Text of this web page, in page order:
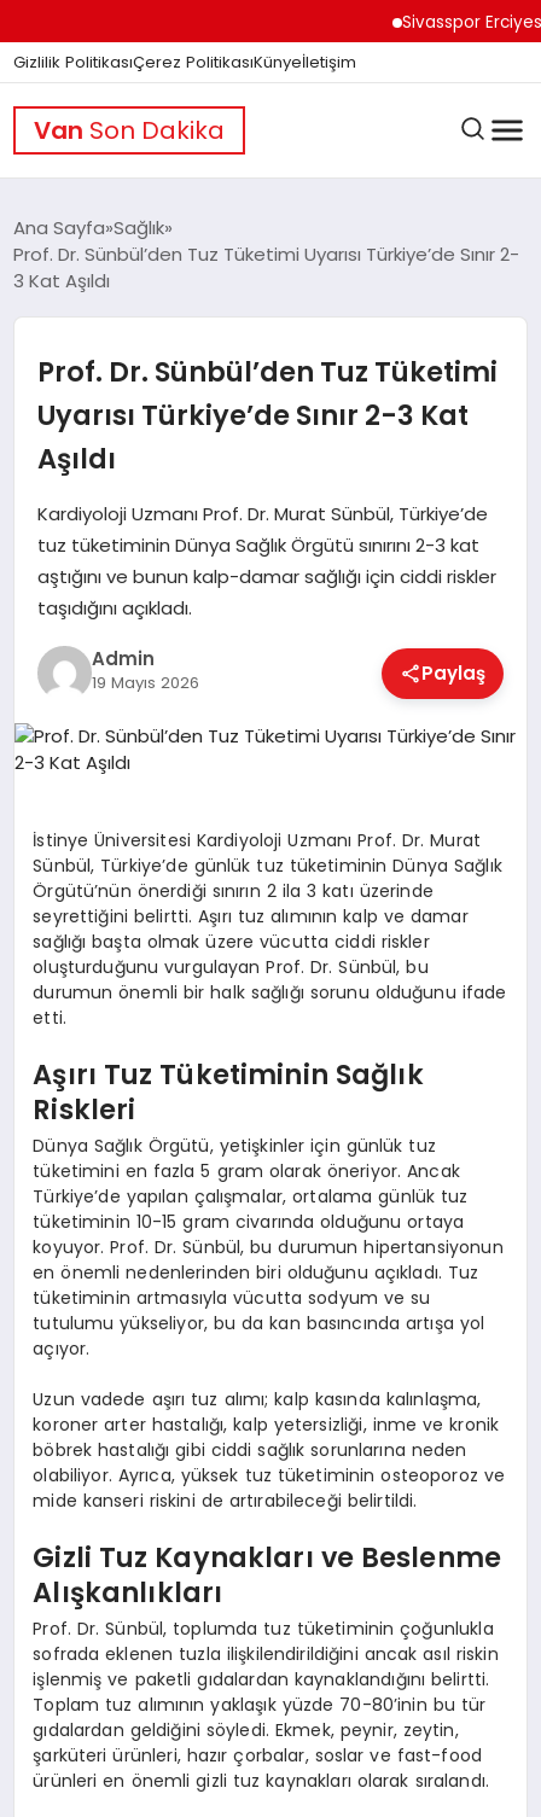
Sivasspor Erciyes
Gizlilik PolitikasıÇerez PolitikasıKünyeİletişim
Van Son Dakika
GÜNDEM
DÜNYA
EĞITIM
EKONOMI
MAGAZIN
SAĞLIK
SPOR
TEKNOLOJI
Ana Sayfa Sağlık
Prof. Dr. Sünbül’den Tuz Tüketimi Uyarısı Türkiye’de Sınır 2-
3 Kat Aşıldı
Prof. Dr. Sünbül’den Tuz Tüketimi
Uyarısı Türkiye’de Sınır 2-3 Kat
Aşıldı
Kardiyoloji Uzmanı Prof. Dr. Murat Sünbül, Türkiye’de
tuz tüketiminin Dünya Sağlık Örgütü sınırını 2-3 kat
aştığını ve bunun kalp-damar sağlığı için ciddi riskler
taşıdığını açıkladı.
Admin
19 Mayıs 2026 Paylaş
İstinye Üniversitesi Kardiyoloji Uzmanı Prof. Dr. Murat
Sünbül, Türkiye’de günlük tuz tüketiminin Dünya Sağlık
Örgütü’nün önerdiği sınırın 2 ila 3 katı üzerinde
seyrettiğini belirtti. Aşırı tuz alımının kalp ve damar
sağlığı başta olmak üzere vücutta ciddi riskler
oluşturduğunu vurgulayan Prof. Dr. Sünbül, bu
durumun önemli bir halk sağlığı sorunu olduğunu ifade
etti.
Aşırı Tuz Tüketiminin Sağlık
Riskleri
Dünya Sağlık Örgütü, yetişkinler için günlük tuz
tüketimini en fazla 5 gram olarak öneriyor. Ancak
Türkiye’de yapılan çalışmalar, ortalama günlük tuz
tüketiminin 10-15 gram civarında olduğunu ortaya
koyuyor. Prof. Dr. Sünbül, bu durumun hipertansiyonun
en önemli nedenlerinden biri olduğunu açıkladı. Tuz
tüketiminin artmasıyla vücutta sodyum ve su
tutulumu yükseliyor, bu da kan basıncında artışa yol
açıyor.
Uzun vadede aşırı tuz alımı; kalp kasında kalınlaşma,
koroner arter hastalığı, kalp yetersizliği, inme ve kronik
böbrek hastalığı gibi ciddi sağlık sorunlarına neden
olabiliyor. Ayrıca, yüksek tuz tüketiminin osteoporoz ve
mide kanseri riskini de artırabileceği belirtildi.
Gizli Tuz Kaynakları ve Beslenme
Alışkanlıkları
Prof. Dr. Sünbül, toplumda tuz tüketiminin çoğunlukla
sofrada eklenen tuzla ilişkilendirildiğini ancak asıl riskin
işlenmiş ve paketli gıdalardan kaynaklandığını belirtti.
Toplam tuz alımının yaklaşık yüzde 70-80’inin bu tür
gıdalardan geldiğini söyledi. Ekmek, peynir, zeytin,
şarküteri ürünleri, hazır çorbalar, soslar ve fast-food
ürünleri en önemli gizli tuz kaynakları olarak sıralandı.